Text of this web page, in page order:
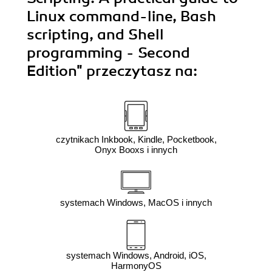
Linux command-line, Bash
scripting, and Shell
programming - Second
Edition" przeczytasz na:
czytnikach Inkbook, Kindle, Pocketbook,
Onyx Booxs i innych
systemach Windows, MacOS i innych
systemach Windows, Android, iOS,
HarmonyOS